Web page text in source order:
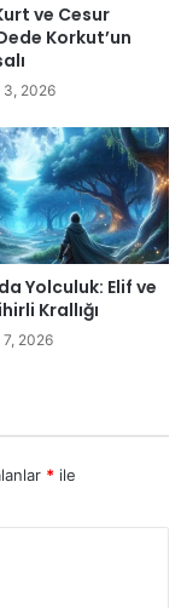
ve Cesur
Korkut’un
3, 2026
Yolculuk: Elif ve
Krallığı
7, 2026
* ile